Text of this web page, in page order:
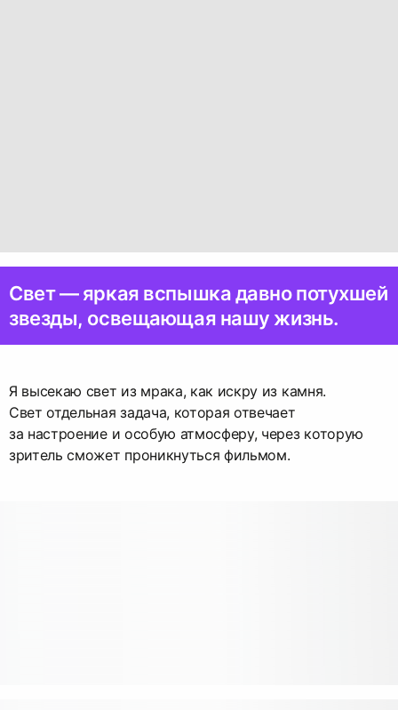
Свет — яркая вспышка давно потухшей
звезды, освещающая нашу жизнь.
Я высекаю свет из мрака, как искру из камня.
Свет отдельная задача, которая отвечает
за настроение и особую атмосферу, через которую
зритель сможет проникнуться фильмом.